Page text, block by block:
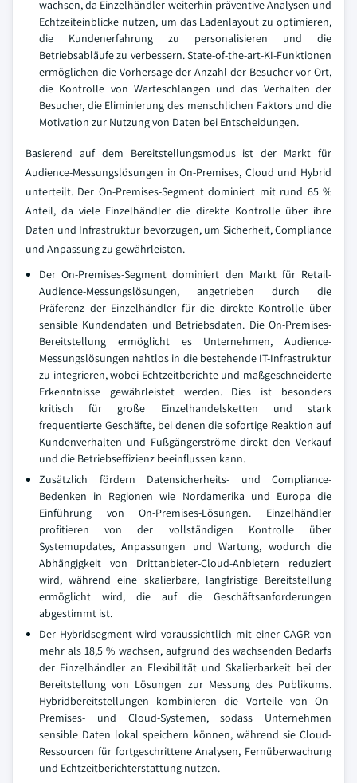
wachsen, da Einzelhändler weiterhin präventive Analysen und
Echtzeiteinblicke nutzen, um das Ladenlayout zu optimieren,
die Kundenerfahrung zu personalisieren und die
Betriebsabläufe zu verbessern. State-of-the-art-KI-Funktionen
ermöglichen die Vorhersage der Anzahl der Besucher vor Ort,
die Kontrolle von Warteschlangen und das Verhalten der
Besucher, die Eliminierung des menschlichen Faktors und die
Motivation zur Nutzung von Daten bei Entscheidungen.
Basierend auf dem Bereitstellungsmodus ist der Markt für
Audience-Messungslösungen in On-Premises, Cloud und Hybrid
unterteilt. Der On-Premises-Segment dominiert mit rund 65 %
Anteil, da viele Einzelhändler die direkte Kontrolle über ihre
Daten und Infrastruktur bevorzugen, um Sicherheit, Compliance
und Anpassung zu gewährleisten.
Der On-Premises-Segment dominiert den Markt für Retail-
Audience-Messungslösungen, angetrieben durch die
Präferenz der Einzelhändler für die direkte Kontrolle über
sensible Kundendaten und Betriebsdaten. Die On-Premises-
Bereitstellung ermöglicht es Unternehmen, Audience-
Messungslösungen nahtlos in die bestehende IT-Infrastruktur
zu integrieren, wobei Echtzeitberichte und maßgeschneiderte
Erkenntnisse gewährleistet werden. Dies ist besonders
kritisch für große Einzelhandelsketten und stark
frequentierte Geschäfte, bei denen die sofortige Reaktion auf
Kundenverhalten und Fußgängerströme direkt den Verkauf
und die Betriebseffizienz beeinflussen kann.
Zusätzlich fördern Datensicherheits- und Compliance-
Bedenken in Regionen wie Nordamerika und Europa die
Einführung von On-Premises-Lösungen. Einzelhändler
profitieren von der vollständigen Kontrolle über
Systemupdates, Anpassungen und Wartung, wodurch die
Abhängigkeit von Drittanbieter-Cloud-Anbietern reduziert
wird, während eine skalierbare, langfristige Bereitstellung
ermöglicht wird, die auf die Geschäftsanforderungen
abgestimmt ist.
Der Hybridsegment wird voraussichtlich mit einer CAGR von
mehr als 18,5 % wachsen, aufgrund des wachsenden Bedarfs
der Einzelhändler an Flexibilität und Skalierbarkeit bei der
Bereitstellung von Lösungen zur Messung des Publikums.
Hybridbereitstellungen kombinieren die Vorteile von On-
Premises- und Cloud-Systemen, sodass Unternehmen
sensible Daten lokal speichern können, während sie Cloud-
Ressourcen für fortgeschrittene Analysen, Fernüberwachung
und Echtzeitberichterstattung nutzen.